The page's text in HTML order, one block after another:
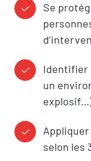
Se
Identifier
un
selon les
RÉSERVER